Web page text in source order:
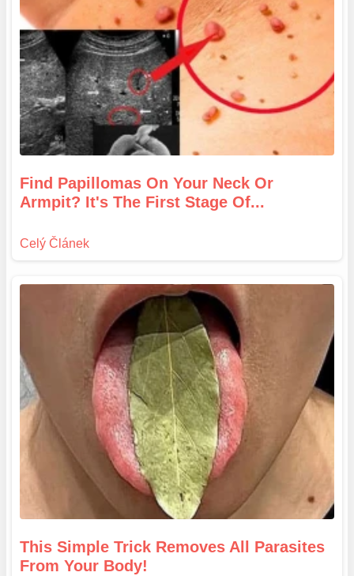
Find Papillomas On Your Neck Or
Armpit? It's The First Stage Of...
This Simple Trick Removes All Parasites
From Your Body!